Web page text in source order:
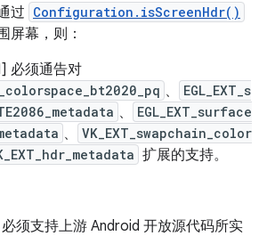
过 Configuration.isScreenHdr()
屏幕，则：
必须通告对
、
EGL_EXT_s
、
EGL_EXT_surface
、
VK_EXT_swapchain_color
扩展的支持。
须支持上游 Android 开放源代码所实